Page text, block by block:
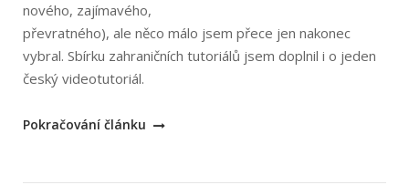
nového, zajímavého,
převratného), ale něco málo jsem přece jen nakonec
vybral. Sbírku zahraničních tutoriálů jsem doplnil i o jeden
český videotutoriál.
„Listopadové
Pokračování článku